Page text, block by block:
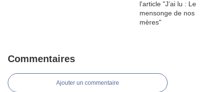
Commentaires
Ajouter un commentaire